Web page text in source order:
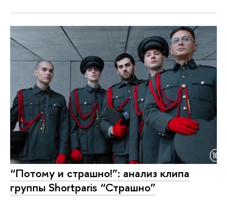
“Потому и страшно!”: анализ клипа
группы Shortparis “Страшно”